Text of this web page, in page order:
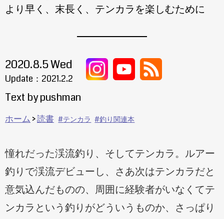
より早く、末長く、テンカラを楽しむために
憧れだった渓流釣り、そしてテンカラ。ルアー
釣りで渓流デビューし、さあ次はテンカラだと
意気込んだものの、周囲に経験者がいなくてテ
ンカラという釣りがどういうものか、さっぱり
2020.8.5 Wed
Update： 2021.2.2
Text by pushman
ホーム 読書 テンカラ 釣り関連本